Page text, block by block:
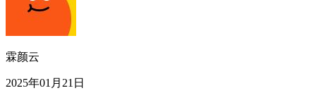
霖颜云
2025年01月21日